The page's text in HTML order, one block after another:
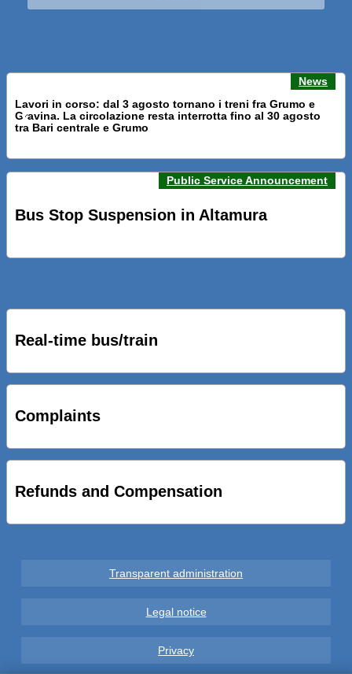
News
Lavori in corso: dal 3 agosto tornano i treni fra Grumo e
Gravina. La circolazione resta interrotta fino al 30 agosto
tra Bari centrale e Grumo
PRESENTATI A BARI NUOVI SERVIZI FALMAPS E LIVECHAT.
IL TUO BUS ED IL TUO TRENO
CICLOPEDONALE FAL CONSEGNA ALLA CITTA’ LE NOVE
OPERE DEL PROGETTO
AL VIA SERVIZIO DI BIKE SHARING A POTENZA CON
VAIMOO PER UTENTI FAL SCONTI SULL’UTILIZZO DELLE
Previous news Next
Public Service Announcement
Bus Stop Suspension in Altamura
Real-time bus/train
Complaints
Refunds and Compensation
Transparent administration
Legal notice
Privacy